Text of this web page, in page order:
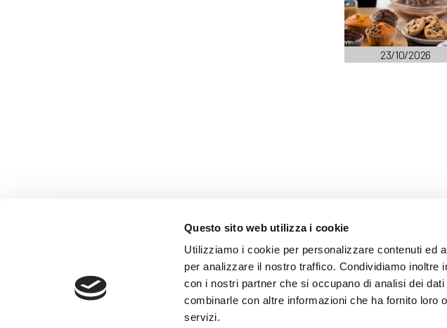
Questo sito web utilizza i cookie
Utilizziamo i cookie per personalizzare contenuti ed
per analizzare il nostro traffico. Condividiamo
con i nostri partner che si occupano di analisi dei
combinarle con altre informazioni che ha fornito loro
servizi.
23/10/2026
WHISTLEBLOWING
ABF Azienda Bergamasca Formazione
C.F. e P. IVA 03240540165 - Tel. (035) 3693711 - via Monte